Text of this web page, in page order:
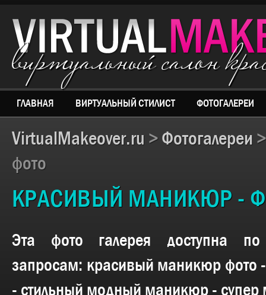
виртуальный салон
ГЛАВНАЯ ВИРТУАЛЬНЫЙ СТИЛИСТ ФОТОГАЛЕРЕИ
VirtualMakeover.ru > Фотогалереи
фото
КРАСИВЫЙ МАНИКЮР -
Эта фото галерея доступна
запросам: красивый маникюр фото
- стильный модный маникюр -